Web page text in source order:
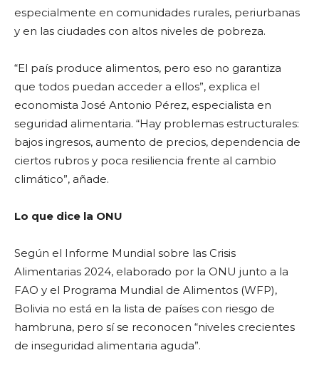
especialmente en comunidades rurales, periurbanas
y en las ciudades con altos niveles de pobreza.
“El país produce alimentos, pero eso no garantiza
que todos puedan acceder a ellos”, explica el
economista José Antonio Pérez, especialista en
seguridad alimentaria. “Hay problemas estructurales:
bajos ingresos, aumento de precios, dependencia de
ciertos rubros y poca resiliencia frente al cambio
climático”, añade.
Lo que dice la ONU
Según el Informe Mundial sobre las Crisis
Alimentarias 2024, elaborado por la ONU junto a la
FAO y el Programa Mundial de Alimentos (WFP),
Bolivia no está en la lista de países con riesgo de
hambruna, pero sí se reconocen “niveles crecientes
de inseguridad alimentaria aguda”.